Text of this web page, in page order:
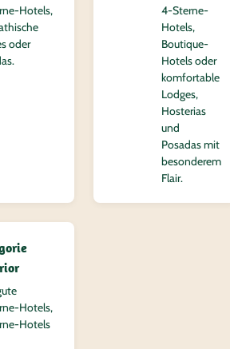
Hotels,
oder
4‑Sterne-
Hotels,
Boutique-
Hotels oder
komfortable
Lodges,
Hosterias
und
Posadas mit
besonderem
Flair.
Hotels,
Hotels